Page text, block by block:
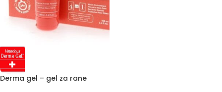
Derma gel – gel za rane